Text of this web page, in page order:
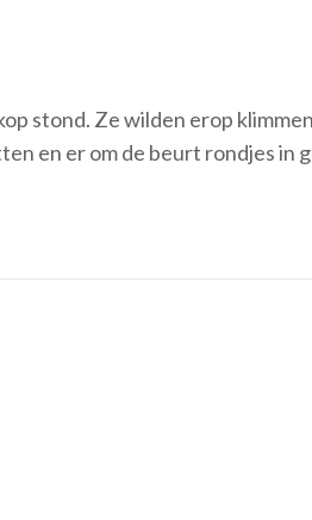
stond. Ze wilden erop
en er om de beurt rondjes in